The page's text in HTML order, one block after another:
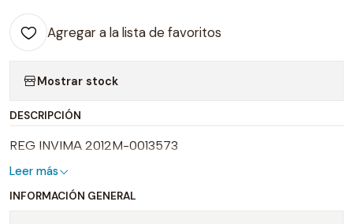
Agregar a la lista de favoritos
Mostrar stock
DESCRIPCIÓN
REG INVIMA 2012M-0013573
Leer más
INFORMACIÓN GENERAL